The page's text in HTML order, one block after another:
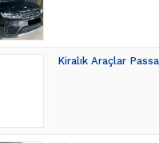
Kiralık Araçlar